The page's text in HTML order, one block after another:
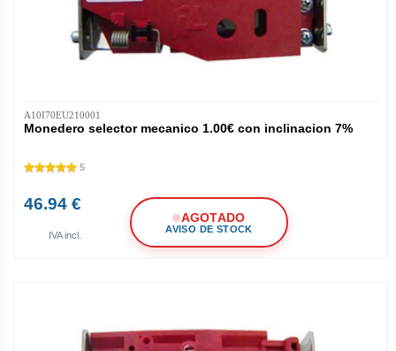
A10I70EU210001
Monedero selector mecanico 1.00€ con inclinacion 7%
5
46.94 €
IVA incl.
AGOTADO
AVISO DE STOCK